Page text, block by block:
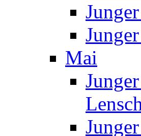
Mai